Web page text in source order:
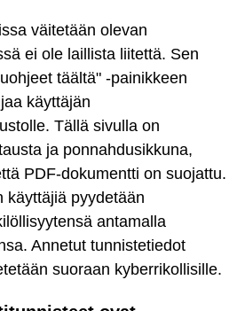
väitetään olevan
ei ole laillista liitettä. Sen
täältä" -painikkeen
käyttäjän
Tällä sivulla on
ja ponnahdusikkuna,
PDF-dokumentti on suojattu.
käyttäjiä pyydetään
antamalla
Annetut tunnistetiedot
suoraan kyberrikollisille.